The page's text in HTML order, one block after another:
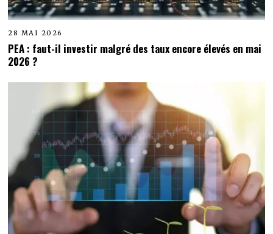
28 MAI 2026
PEA : faut-il investir malgré des taux encore élevés en mai
2026 ?